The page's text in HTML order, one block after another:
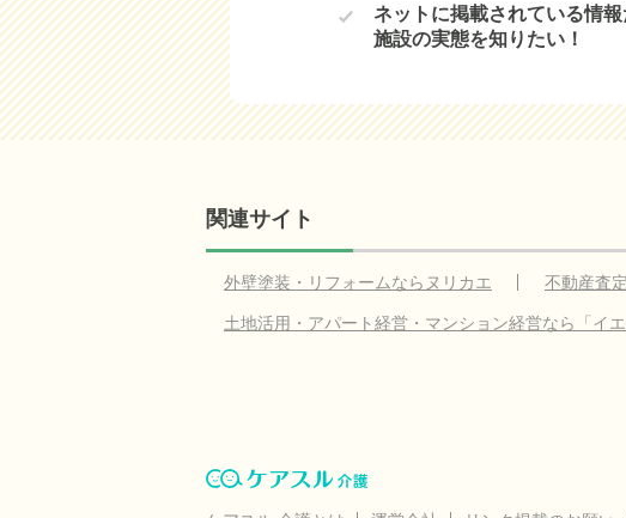
ネットに掲載されている情報
施設の実態を知りたい！
関連サイト
外壁塗装・リフォームならヌリカエ 不動産査
土地活用・アパート経営・マンション経営なら「イエ